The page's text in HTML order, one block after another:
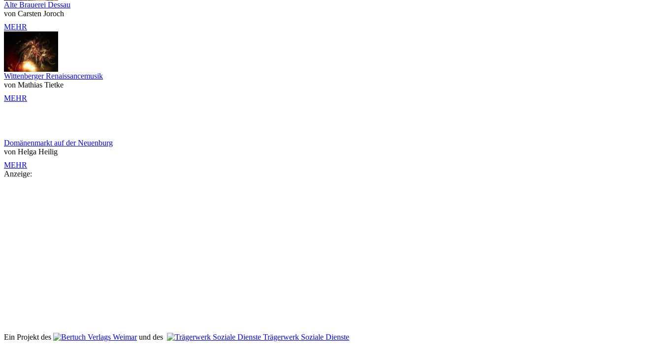
Alte Brauerei Dessau
von Carsten Joroch
MEHR
Wittenberger Renaissancemusik
von Mathias Tietke
MEHR
Domänenmarkt auf der Neuenburg
von Helga Heilig
MEHR
Anzeige:
Ein Projekt des Verlags Weimarund des
Trägerwerk Soziale Dienste